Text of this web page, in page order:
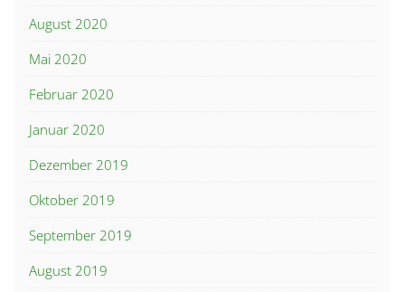
August 2020
Mai 2020
Februar 2020
Januar 2020
Dezember 2019
Oktober 2019
September 2019
August 2019